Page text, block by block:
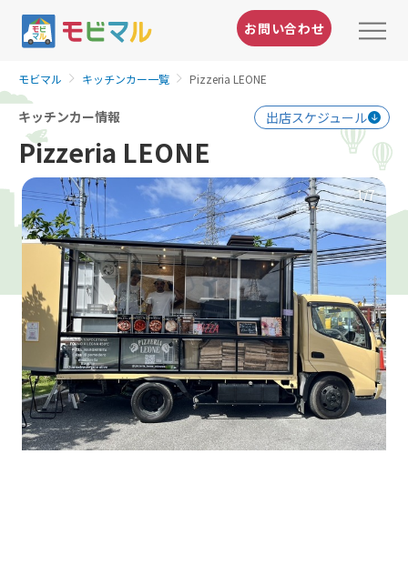
お問い合わせ
モビマル キッチンカー一覧 Pizzeria LEONE
キッチンカー情報 出店スケジュール
Pizzeria LEONE
1/7